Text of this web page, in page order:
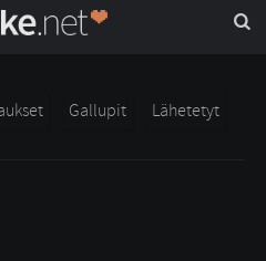
Gallupit
Lähetetyt